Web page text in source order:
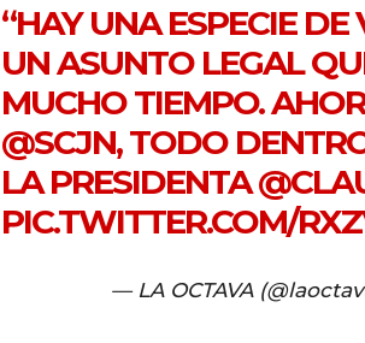
“HAY UNA ESPECIE
UN ASUNTO LEGAL
MUCHO TIEMPO.
@SCJN, TODO
LA PRESIDENTA
PIC.TWITTER.COM/
— LA OCTAVA